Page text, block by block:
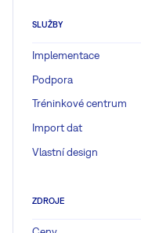
SLUŽBY
Implementace
Podpora
Tréninkové centrum
Import dat
Vlastní design
ZDROJE